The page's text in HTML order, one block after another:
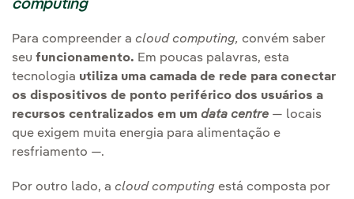
computing
Para compreender a cloud computing, convém saber
seu funcionamento. Em poucas palavras, esta
tecnologia utiliza uma camada de rede para conectar
os dispositivos de ponto periférico dos usuários a
recursos centralizados em um data centre — locais
que exigem muita energia para alimentação e
resfriamento —.
Por outro lado, a cloud computing está composta por